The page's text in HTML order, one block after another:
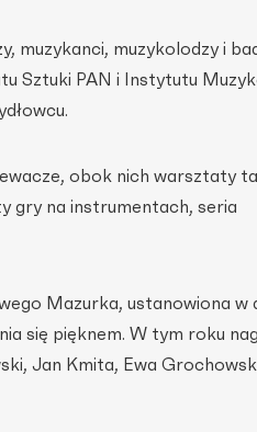
muzykanci, muzykolodzy i
Sztuki PAN i Instytutu
obok nich warsztaty
gry na instrumentach, seria
Mazurka, ustanowiona w
się pięknem. W tym roku
Jan Kmita, Ewa